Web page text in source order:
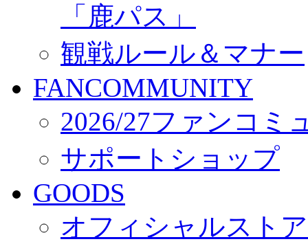
「鹿パス」
観戦ルール＆マナー
FANCOMMUNITY
2026/27ファンコミ
サポートショップ
GOODS
オフィシャルスト